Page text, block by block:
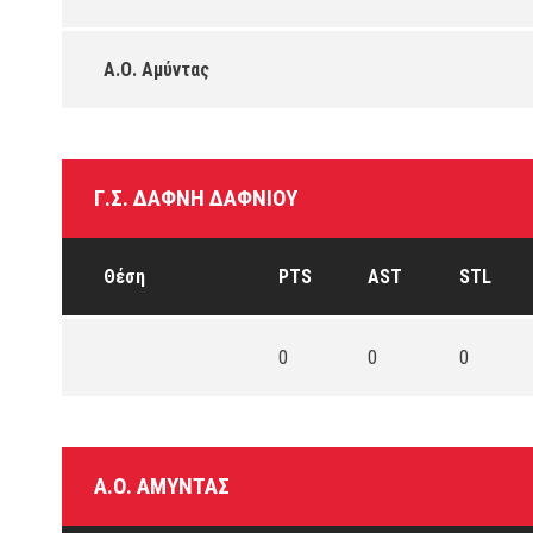
Α.Ο. Αμύντας
Γ.Σ. ΔΆΦΝΗ ΔΑΦΝΊΟΥ
Θέση PTS AST STL
0 0 0
Α.Ο. ΑΜΎΝΤΑΣ